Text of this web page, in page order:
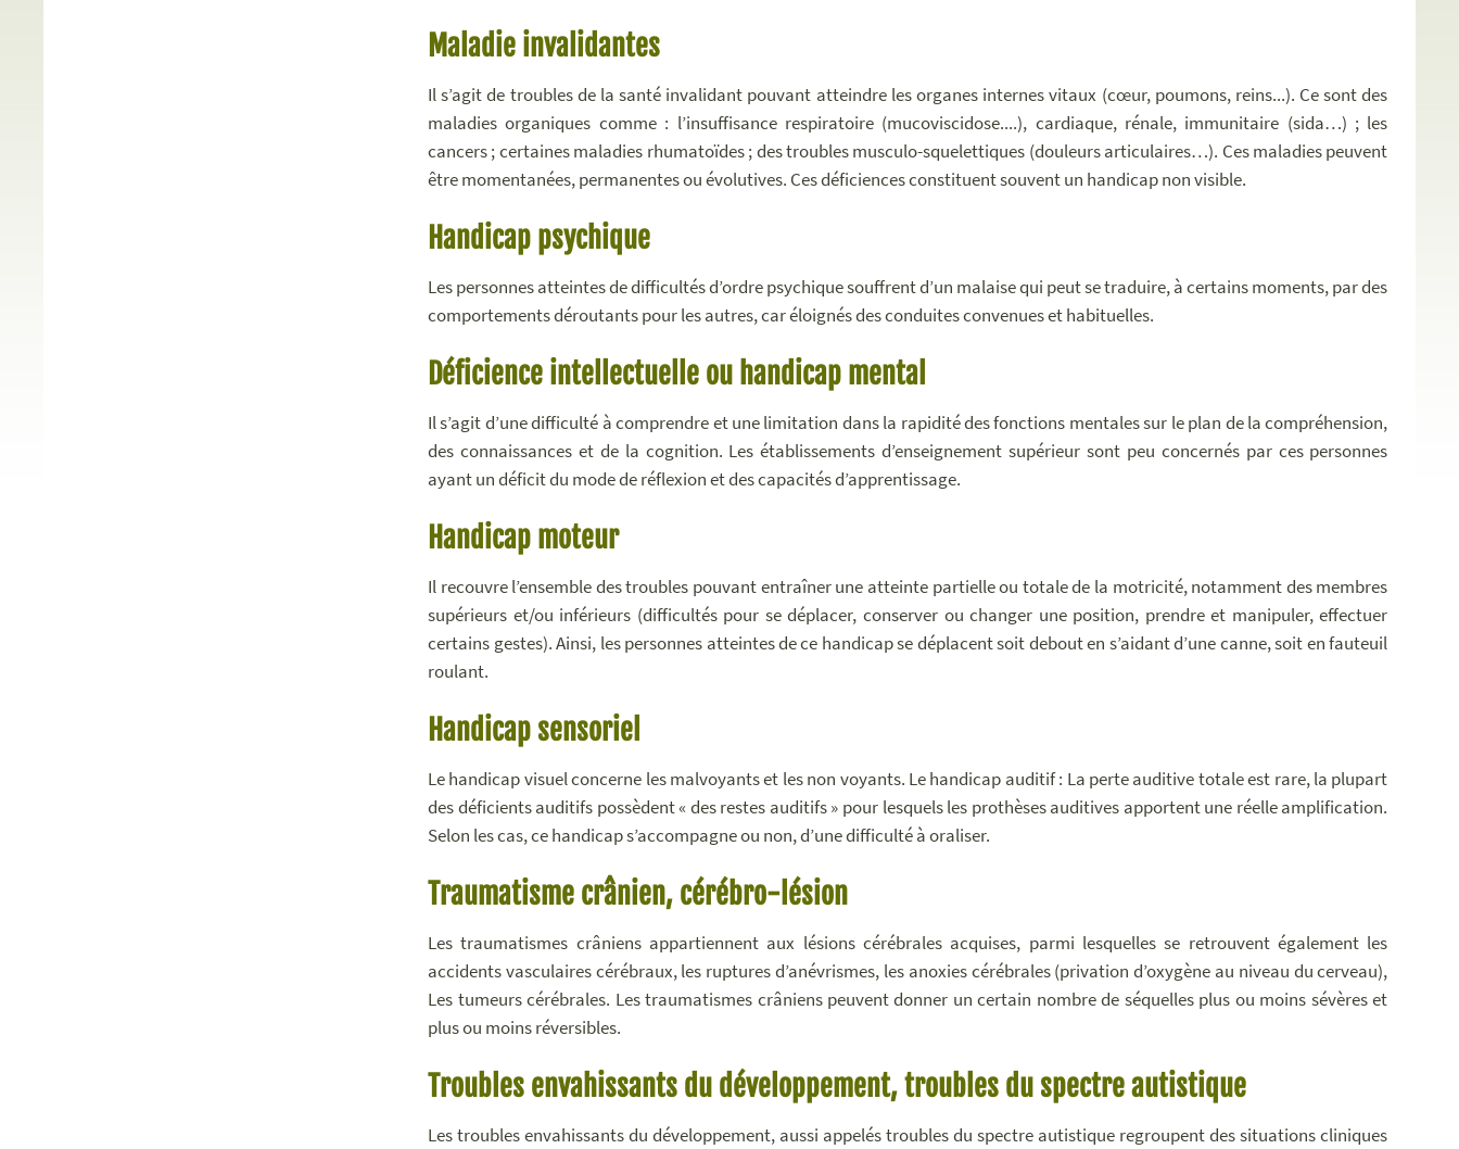
Maladie invalidantes
Il s’agit de troubles de la santé invalidant pouvant atteindre les organes internes vitaux (cœur, poumons, reins...). Ce sont des
maladies organiques comme : l’insuffisance respiratoire (mucoviscidose....), cardiaque, rénale, immunitaire (sida…) ; les
cancers ; certaines maladies rhumatoïdes ; des troubles musculo-squelettiques (douleurs articulaires…). Ces maladies peuvent
être momentanées, permanentes ou évolutives. Ces déficiences constituent souvent un handicap non visible.
Handicap psychique
Les personnes atteintes de difficultés d’ordre psychique souffrent d’un malaise qui peut se traduire, à certains moments, par des
comportements déroutants pour les autres, car éloignés des conduites convenues et habituelles.
Déficience intellectuelle ou handicap mental
Il s’agit d’une difficulté à comprendre et une limitation dans la rapidité des fonctions mentales sur le plan de la compréhension,
des connaissances et de la cognition. Les établissements d’enseignement supérieur sont peu concernés par ces personnes
ayant un déficit du mode de réflexion et des capacités d’apprentissage.
Handicap moteur
Il recouvre l’ensemble des troubles pouvant entraîner une atteinte partielle ou totale de la motricité, notamment des membres
supérieurs et/ou inférieurs (difficultés pour se déplacer, conserver ou changer une position, prendre et manipuler, effectuer
certains gestes). Ainsi, les personnes atteintes de ce handicap se déplacent soit debout en s’aidant d’une canne, soit en fauteuil
roulant.
Handicap sensoriel
Le handicap visuel concerne les malvoyants et les non voyants. Le handicap auditif : La perte auditive totale est rare, la plupart
des déficients auditifs possèdent « des restes auditifs » pour lesquels les prothèses auditives apportent une réelle amplification.
Selon les cas, ce handicap s’accompagne ou non, d’une difficulté à oraliser.
Traumatisme crânien, cérébro-lésion
Les traumatismes crâniens appartiennent aux lésions cérébrales acquises, parmi lesquelles se retrouvent également les
accidents vasculaires cérébraux, les ruptures d’anévrismes, les anoxies cérébrales (privation d’oxygène au niveau du cerveau),
Les tumeurs cérébrales. Les traumatismes crâniens peuvent donner un certain nombre de séquelles plus ou moins sévères et
plus ou moins réversibles.
Troubles envahissants du développement, troubles du spectre autistique
Les troubles envahissants du développement, aussi appelés troubles du spectre autistique regroupent des situations cliniques